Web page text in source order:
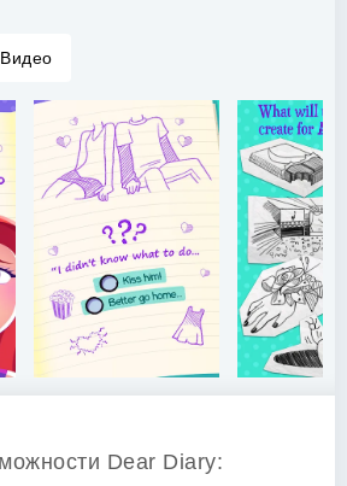
Видео
Dear Diary: